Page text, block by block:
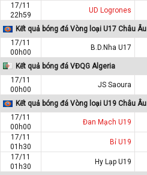
17/11
22h59
UD Logrones
Kết quả bóng đá Vòng loại U17 Châu Âu
17/11
00h00
B.D.Nha U17
Kết quả bóng đá VĐQG Algeria
17/11
00h00
JS Saoura
Kết quả bóng đá Vòng loại U19 Châu Âu
17/11
00h00
Đan Mạch U19
17/11
01h30
Bỉ U19
17/11
01h30
Hy Lạp U19